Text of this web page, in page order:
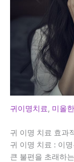
귀이명치료, 미올
귀 이명 치료 효과
귀 이명 치료 : 이
큰 불편을 초래하